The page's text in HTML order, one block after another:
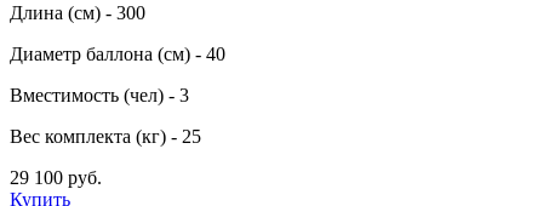
Длина (см) - 300
Диаметр баллона (см) - 40
Вместимость (чел) - 3
Вес комплекта (кг) - 25
29 100 руб.
Купить